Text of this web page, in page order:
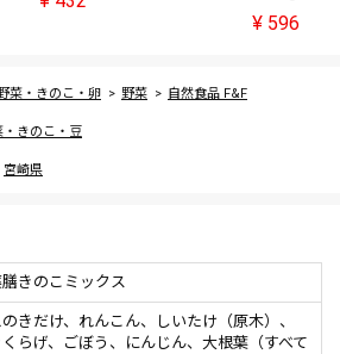
¥ 596
菜・きのこ・卵 野菜 自然食品 F&F
・きのこ・豆
宮崎県
膳きのこミックス
のきだけ、れんこん、しいたけ（原木）、
くらげ、ごぼう、にんじん、大根葉（すべて